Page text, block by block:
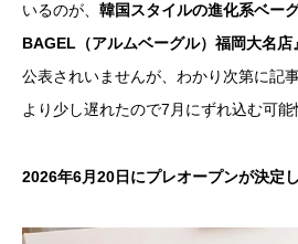
いるのが、 韓国スタイルの進化系ベー
BAGEL（アルムベーグル）福岡大名店』
公表されいませんが、わかり次第に記
より少し遅れたので7月にずれ込む可能
2026年6月20日にプレオープンが決定し